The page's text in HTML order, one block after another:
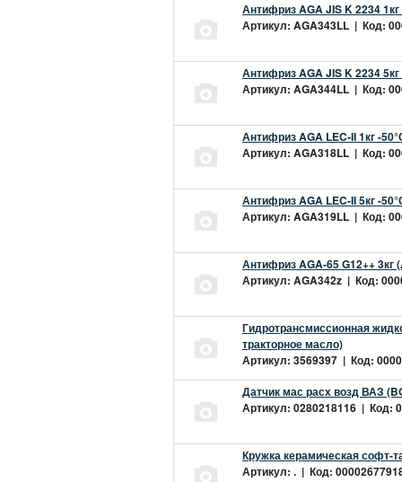
Антифриз AGA JIS K 2234
Артикул: AGA343LL | Код:
Антифриз AGA JIS K 2234
Артикул: AGA344LL | Код:
Антифриз AGA LEC-II 1кг -
Артикул: AGA318LL | Код:
Антифриз AGA LEC-II 5кг -
Артикул: AGA319LL | Код:
Антифриз AGA-65 G12++ 3кг
Артикул: AGA342z | Код:
Гидротрансмиссионная
тракторное масло)
Артикул: 3569397 | Код:
Датчик мас расх возд ВАЗ
Артикул: 0280218116 | Код:
Кружка керамическая софт-
Артикул: . | Код: